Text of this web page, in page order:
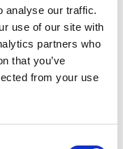
analyse our traffic.
use of our site with
partners who
that you’ve
from your use
acquisisce il